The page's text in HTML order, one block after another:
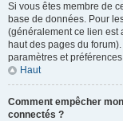
Si vous êtes membre de
base de données. Pour
(généralement ce lien est
haut des pages du
paramètres et
Haut
Comment empêcher
connectés ?